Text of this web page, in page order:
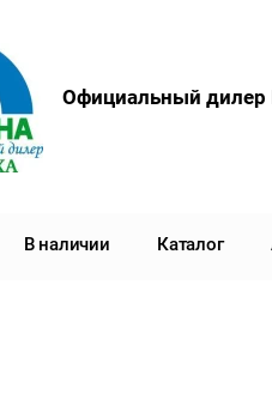
Официальный дилер
В наличии Каталог